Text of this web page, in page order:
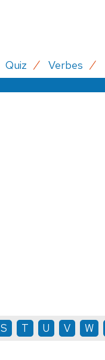
Quiz Verbes
S T U V W